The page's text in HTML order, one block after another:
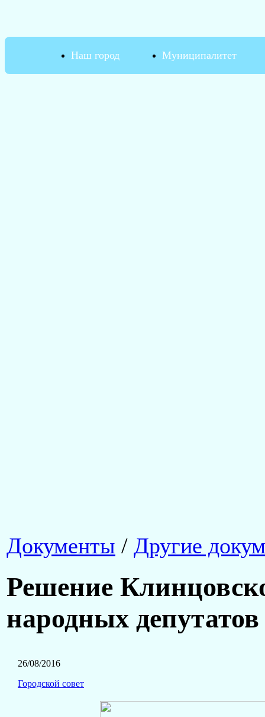
Наш город Муниципалитет
Документы / Другие
Решение
народных
26/08/2016
Городской совет